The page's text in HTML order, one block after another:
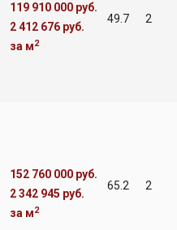
119 910 000 руб.
2 412 676 руб.
за м2
49.7 2
152 760 000 руб.
2 342 945 руб.
за м2
65.2 2